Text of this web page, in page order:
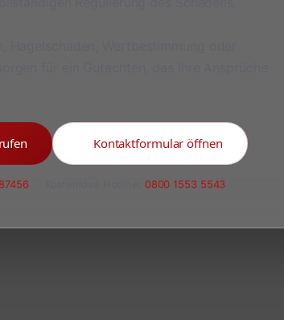
Kontaktformular öffnen
0800 1553 5543